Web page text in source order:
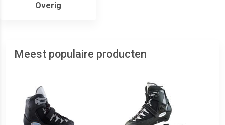
Overig
Meest populaire producten